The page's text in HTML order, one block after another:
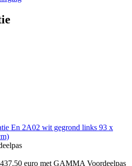
En 2A02 wit gegrond links 93 x
euro met GAMMA Voordeelpas